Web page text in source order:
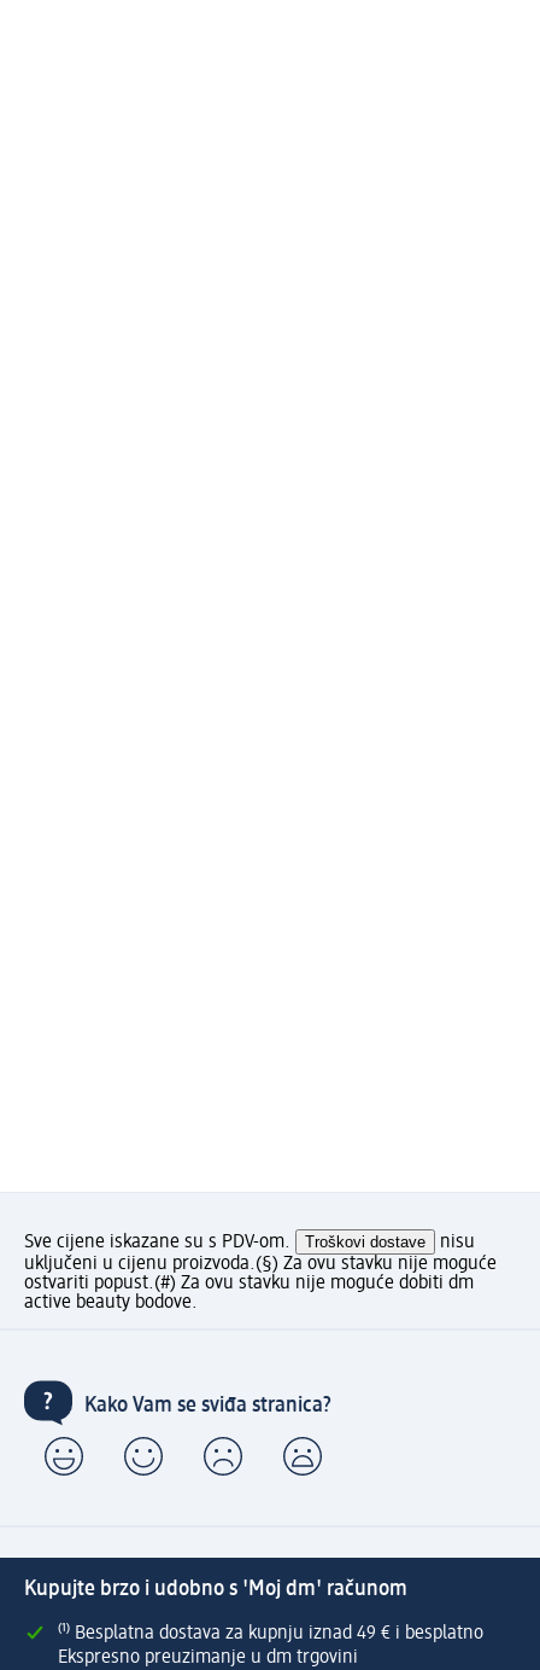
Sve cijene iskazane su s PDV-om. Troškovi dostave
nisu
uključeni u cijenu proizvoda.(§) Za ovu stavku nije moguće
ostvariti popust.(#) Za ovu stavku nije moguće dobiti dm
active beauty bodove.
Kako Vam se sviđa stranica?
Kupujte brzo i udobno s 'Moj dm' računom
⁽¹⁾ Besplatna dostava za kupnju iznad 49 € i besplatno
Ekspresno preuzimanje u dm trgovini